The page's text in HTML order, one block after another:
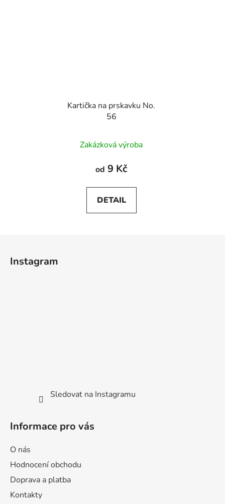
Kartička na prskavku No.
56
Zakázková výroba
od 9 Kč
DETAIL
Instagram
Sledovat na Instagramu
Informace pro vás
O nás
Hodnocení obchodu
Doprava a platba
Kontakty